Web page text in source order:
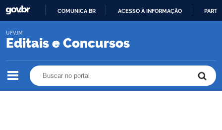
O
COMUNICA BR ACESSO À INFORMAÇÃO
Editais e Concursos
UFVJM